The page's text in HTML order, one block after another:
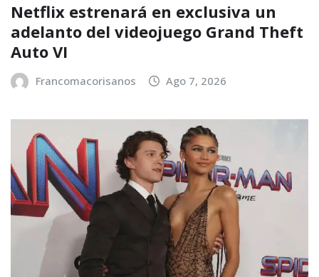
Netflix estrenará en exclusiva un
adelanto del videojuego Grand Theft
Auto VI
Francomacorisanos Ago 7, 2026